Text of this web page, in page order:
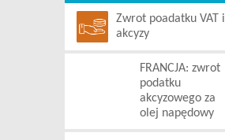
Zwrot poadatku VAT i
akcyzy
FRANCJA: zwrot
podatku
akcyzowego za
olej napędowy